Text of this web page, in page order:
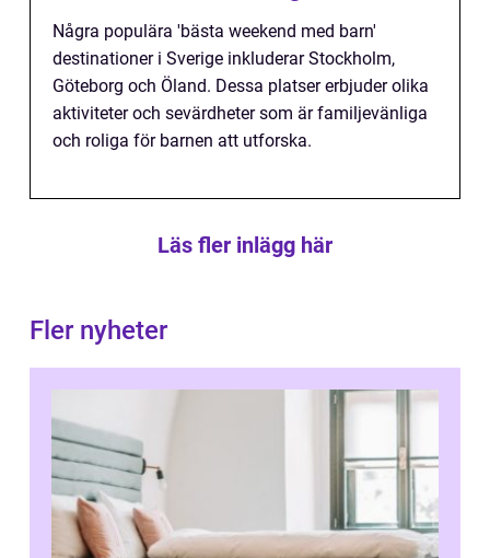
Några populära 'bästa weekend med barn'
destinationer i Sverige inkluderar Stockholm,
Göteborg och Öland. Dessa platser erbjuder olika
aktiviteter och sevärdheter som är familjevänliga
och roliga för barnen att utforska.
Läs fler inlägg här
Fler nyheter